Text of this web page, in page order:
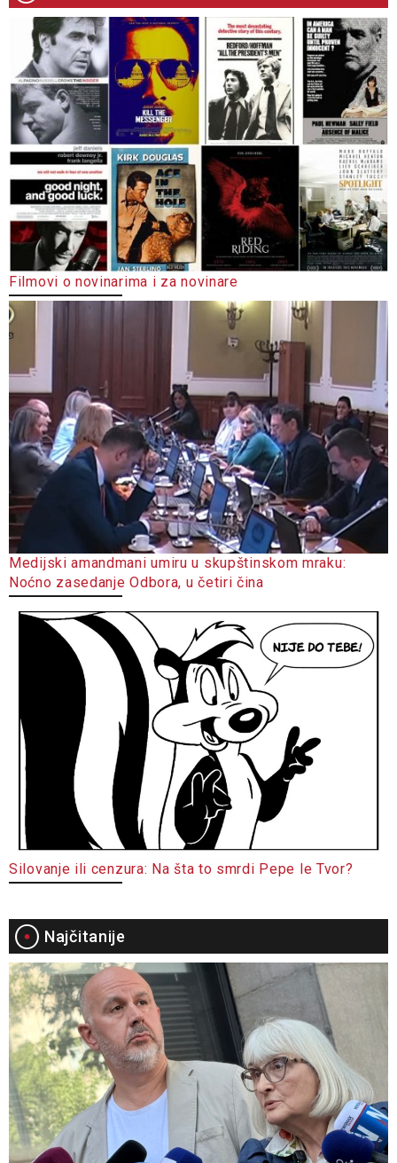
Filmovi o novinarima i za novinare
Medijski amandmani umiru u skupštinskom mraku:
Noćno zasedanje Odbora, u četiri čina
Silovanje ili cenzura: Na šta to smrdi Pepe le Tvor?
Najčitanije